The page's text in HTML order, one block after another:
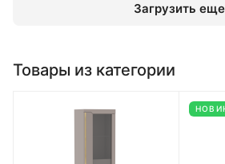
Загрузить еще
Товары из категории